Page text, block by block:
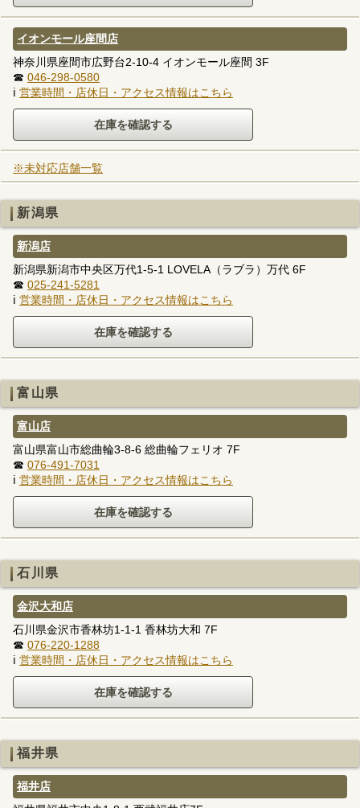
イオンモール座間店
神奈川県座間市広野台2-10-4 イオンモール座間 3F
☎ 046-298-0580
ℹ 営業時間・店休日・アクセス情報はこちら
※未対応店舗一覧
新潟県
新潟店
新潟県新潟市中央区万代1-5-1 LOVELA（ラブラ）万代 6F
☎ 025-241-5281
ℹ 営業時間・店休日・アクセス情報はこちら
富山県
富山店
富山県富山市総曲輪3-8-6 総曲輪フェリオ 7F
☎ 076-491-7031
ℹ 営業時間・店休日・アクセス情報はこちら
石川県
金沢大和店
石川県金沢市香林坊1-1-1 香林坊大和 7F
☎ 076-220-1288
ℹ 営業時間・店休日・アクセス情報はこちら
福井県
福井店